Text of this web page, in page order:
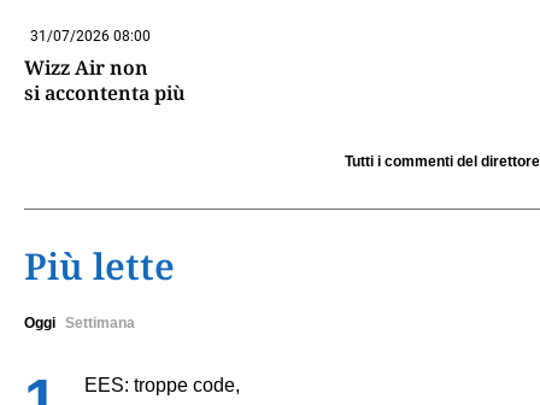
31/07/2026 08:00
Wizz Air non
si accontenta più
Tutti i commenti del direttore
Più lette
Oggi Settimana
EES: troppe code,